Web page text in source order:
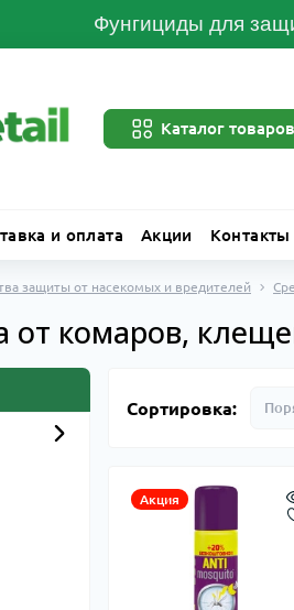
Фунгициды для
Каталог товаров
и оплата Акции Контакты
защиты от насекомых и вредителей
от комаров,
Сортировка:
Акция